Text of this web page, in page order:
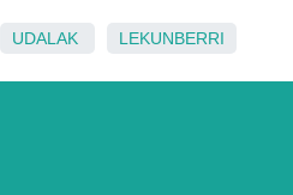
UDALAK LEKUNBERRI